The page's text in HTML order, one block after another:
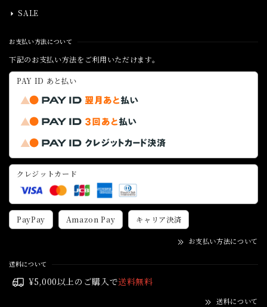
SALE
お支払い方法について
下記のお支払い方法をご利用いただけます。
PAY ID あと払い
クレジットカード
PayPay Amazon Pay キャリア決済
お支払い方法について
送料について
¥5,000以上のご購入で送料無料
送料について